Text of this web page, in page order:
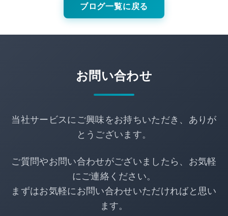
ブログ一覧に戻る
お問い合わせ
当社サービスにご興味をお持ちいただき、ありが
とうございます。
ご質問やお問い合わせがございましたら、お気軽
にご連絡ください。
まずはお気軽にお問い合わせいただければと思い
ます。